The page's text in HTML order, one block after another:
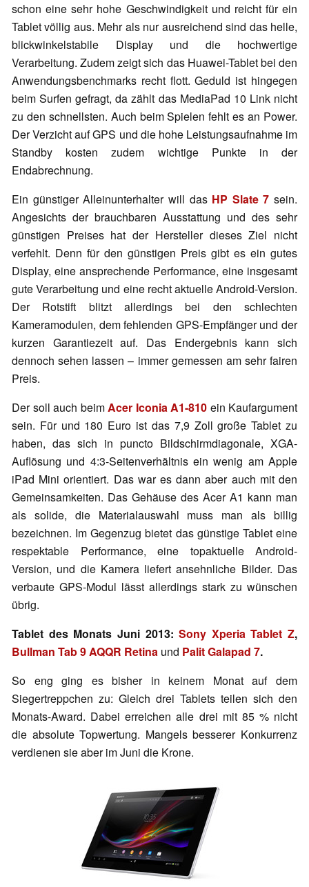
schon eine sehr hohe Geschwindigkeit und reicht für ein
Tablet völlig aus. Mehr als nur ausreichend sind das helle,
blickwinkelstabile Display und die hochwertige
Verarbeitung. Zudem zeigt sich das Huawei-Tablet bei den
Anwendungsbenchmarks recht flott. Geduld ist hingegen
beim Surfen gefragt, da zählt das MediaPad 10 Link nicht
zu den schnellsten. Auch beim Spielen fehlt es an Power.
Der Verzicht auf GPS und die hohe Leistungsaufnahme im
Standby kosten zudem wichtige Punkte in der
Endabrechnung.
Ein günstiger Alleinunterhalter will das HP Slate 7 sein.
Angesichts der brauchbaren Ausstattung und des sehr
günstigen Preises hat der Hersteller dieses Ziel nicht
verfehlt. Denn für den günstigen Preis gibt es ein gutes
Display, eine ansprechende Performance, eine insgesamt
gute Verarbeitung und eine recht aktuelle Android-Version.
Der Rotstift blitzt allerdings bei den schlechten
Kameramodulen, dem fehlenden GPS-Empfänger und der
kurzen Garantiezeit auf. Das Endergebnis kann sich
dennoch sehen lassen – immer gemessen am sehr fairen
Preis.
Der soll auch beimAcer Iconia A1-810 ein Kaufargument
sein. Für und 180 Euro ist das 7,9 Zoll große Tablet zu
haben, das sich in puncto Bildschirmdiagonale, XGA-
Auflösung und 4:3-Seitenverhältnis ein wenig am Apple
iPad Mini orientiert. Das war es dann aber auch mit den
Gemeinsamkeiten. Das Gehäuse des Acer A1 kann man
als solide, die Materialauswahl muss man als billig
bezeichnen. Im Gegenzug bietet das günstige Tablet eine
respektable Performance, eine topaktuelle Android-
Version, und die Kamera liefert ansehnliche Bilder. Das
verbaute GPS-Modul lässt allerdings stark zu wünschen
übrig.
Tablet des Monats Juni 2013: Sony Xperia Tablet Z,
Bullman Tab 9 AQQR Retina und Palit Galapad 7.
So eng ging es bisher in keinem Monat auf dem
Siegertreppchen zu: Gleich drei Tablets teilen sich den
Monats-Award. Dabei erreichen alle drei mit 85 % nicht
die absolute Topwertung. Mangels besserer Konkurrenz
verdienen sie aber im Juni die Krone.